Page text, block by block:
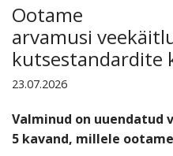
Ootame
arvamusi
kutsestandardite
23.07.2026
Valminud on uuendatud v
5 kavand, millele